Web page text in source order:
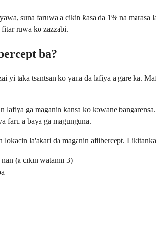
suna faruwa a cikin ƙasa da 1% na
fitar ruwa ko zazzabi.
ba?
yi taka tsantsan ko yana da lafiya a gare ka.
lafiya ga maganin kansa ko kowane
faru a baya ga magunguna.
lokacin la'akari da maganin aflibercept.
(a cikin watanni 3)